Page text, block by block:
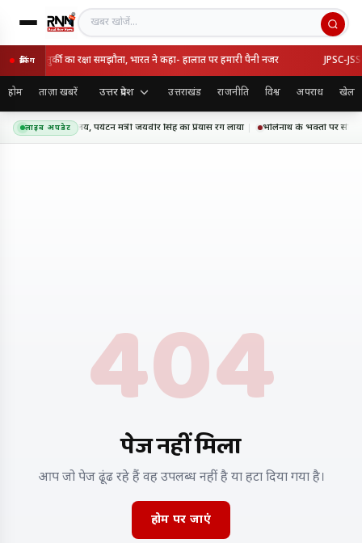
खबर खोजें
ब्रेकिंग
और तुर्की का रक्षा समझौता, भारत ने कहा- हालात पर हमारी पैनी नजर JPSC-
होम ताज़ा खबरें उत्तर प्रदेश उत्तराखंड राजनीति विश्व अपराध खेल
लाइव अपडेट
बनेगा केंद्रीय विद्यालय, पर्यटन मंत्री जयवीर सिंह का प्रयास रंग लाया भोलेनाथ के भक्तों पर सीएम
404
पेज नहीं मिला
आप जो पेज ढूंढ रहे हैं वह उपलब्ध नहीं है या हटा दिया गया है।
होम पर जाएं